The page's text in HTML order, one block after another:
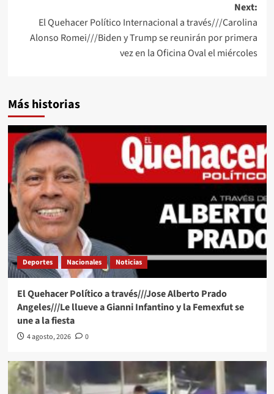
Next:
El Quehacer Político Internacional a través///Carolina
Alonso Romei///Biden y Trump se reunirán por primera
vez en la Oficina Oval el miércoles
Más historias
Deportes Nacionales Noticias
El Quehacer Político a través///Jose Alberto Prado
Angeles///Le llueve a Gianni Infantino y la Femexfut se
une a la fiesta
4 agosto, 2026 0